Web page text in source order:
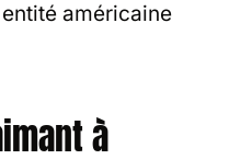
américaine
à